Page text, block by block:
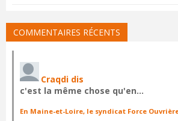
COMMENTAIRES RÉCENTS
Craqdi dis
c'est la même chose qu'en…
En Maine-et-Loire, le syndicat Force